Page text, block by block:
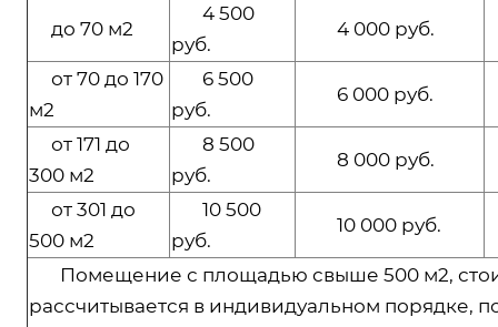
до 70 м2
4 500
руб.
4 000 руб.
от 70 до 170
м2
6 500
руб.
6 000 руб.
от 171 до
300 м2
8 500
руб.
8 000 руб.
от 301 до
500 м2
10 500
руб.
10 000 руб.
Помещение с площадью свыше 500 м2,
рассчитывается в индивидуальном порядке,